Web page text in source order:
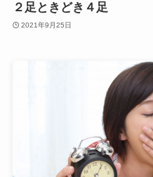
２足ときどき４足
2021年9月25日